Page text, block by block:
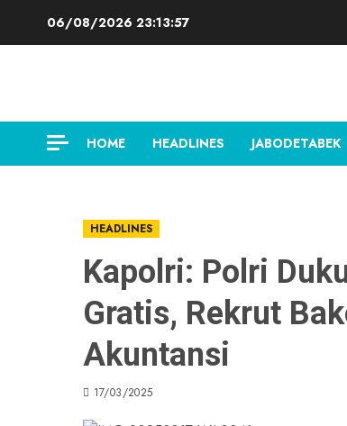
06/08/2026 23:13:58
HOME HEADLINES JABODETABEK
HEADLINES
Kapolri: Polri
Gratis, Rekrut
Akuntansi
17/03/2025